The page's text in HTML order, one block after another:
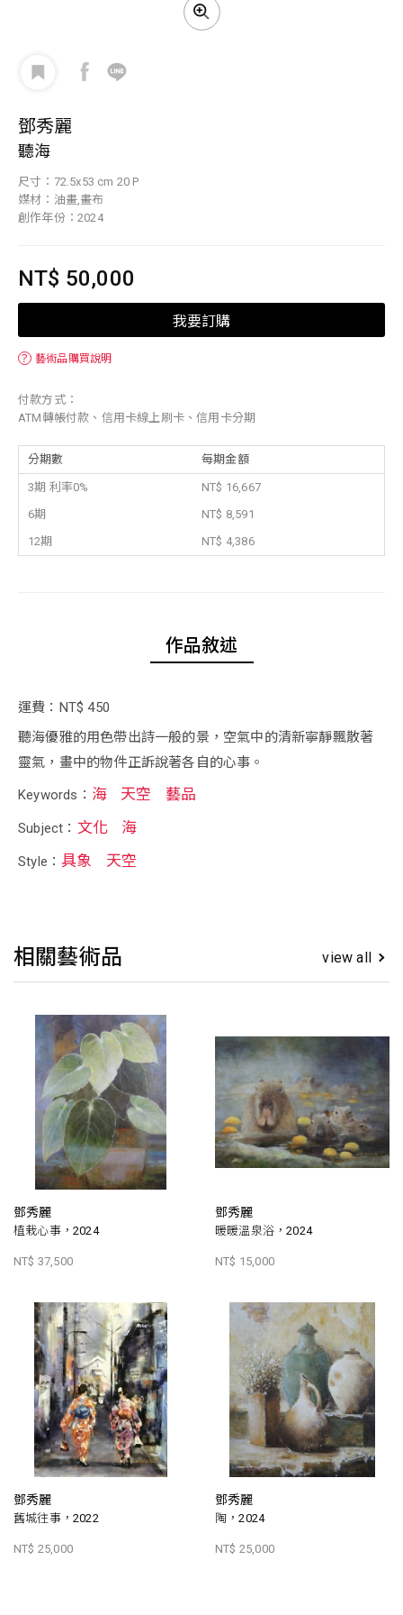
鄧秀麗
聽海
尺寸：72.5x53 cm 20 P
媒材：油畫,畫布
創作年份：2024
NT$ 50,000
我要訂購
？ 藝術品購買說明
付款方式：
ATM轉帳付款、信用卡線上刷卡、信用卡分期
分期數 每期金額
3期 利率0%
NT$ 16,667
6期
NT$ 8,591
12期
NT$ 4,386
作品敘述
運費：NT$ 450
聽海優雅的用色帶出詩一般的景，空氣中的清新寧靜飄散著
靈氣，畫中的物件正訴說著各自的心事。
Keywords： 海 天空 藝品
Subject： 文化 海
Style： 具象 天空
相關藝術品 view all
鄧秀麗
植栽心事，2024
NT$ 37,500
鄧秀麗
暖暖溫泉浴，2024
NT$ 15,000
鄧秀麗
舊城往事，2022
NT$ 25,000
鄧秀麗
陶，2024
NT$ 25,000